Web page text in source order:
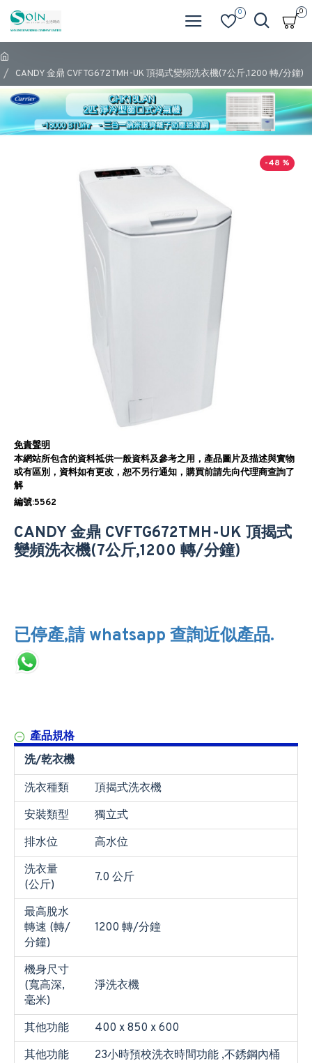
0 0
CANDY 金鼎 CVFTG672TMH-UK 頂揭式‎變頻洗衣機(7公斤,1200 轉/分鐘)
-48 %
免責聲明
本網站所包含的資料祗供一般資料及參考之用，產品圖片及描述與實物
或有區別，資料如有更改，恕不另行通知，購買前請先向代理商查詢了
解
編號:5562
CANDY 金鼎 CVFTG672TMH-UK 頂揭式‎
變頻洗衣機(7公斤,1200 轉/分鐘)
已停產,請 whatsapp 查詢近似產品.
產品規格
洗/乾衣機
洗衣種類
頂揭式洗衣機
安裝類型
獨立式
排水位
高水位
洗衣量
(公斤)
7.0 公斤
最高脫水
轉速 (轉/
分鐘)
1200 轉/分鐘
機身尺寸
(寬高深,
毫米)
淨洗衣機
其他功能
400 x 850 x 600
其他功能
23小時預校洗衣時間功能 ,不銹鋼內桶